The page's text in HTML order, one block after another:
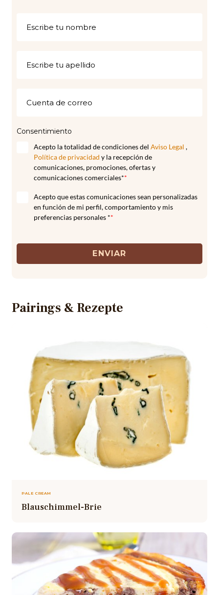
Consentimiento
Acepto la totalidad de condiciones del Aviso Legal ,
Política de privacidad y la recepción de
comunicaciones, promociones, ofertas y
comunicaciones comerciales**
Acepto que estas comunicaciones sean personalizadas
en función de mi perfil, comportamiento y mis
preferencias personales **
ENVIAR
Pairings & Rezepte
PALE CREAM
Blauschimmel-Brie